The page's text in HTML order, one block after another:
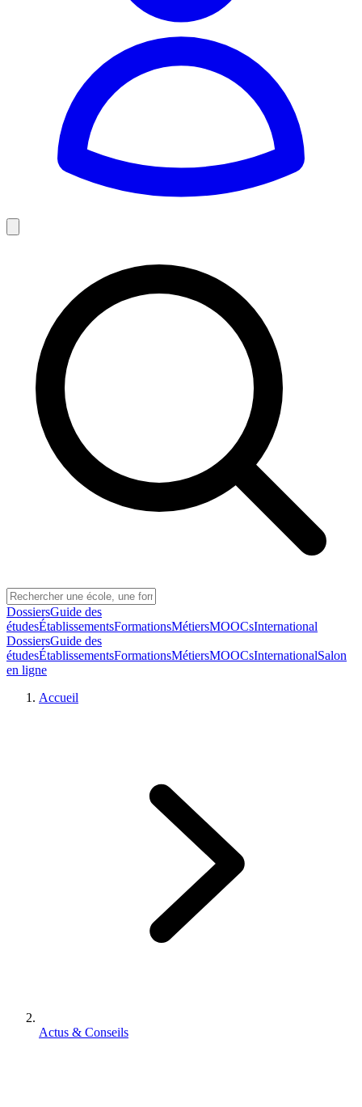
DossiersGuide des
étudesÉtablissementsFormationsMétiersMOOCsInternational
DossiersGuide des
étudesÉtablissementsFormationsMétiersMOOCsInternationalSalon
en ligne
Accueil
Actus & Conseils